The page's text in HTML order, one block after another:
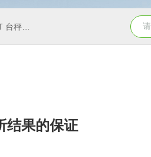
落地秤 BCT-DS-A4-
结果的保证